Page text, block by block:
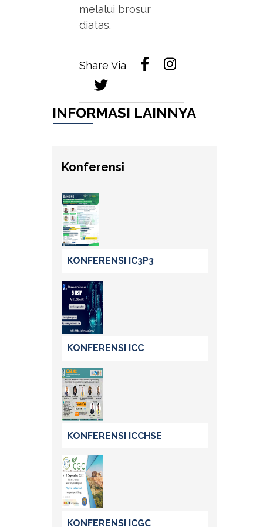
melalui brosur
diatas.
Share Via
INFORMASI LAINNYA
Konferensi
KONFERENSI IC3P3
KONFERENSI ICC
KONFERENSI ICCHSE
KONFERENSI ICGC